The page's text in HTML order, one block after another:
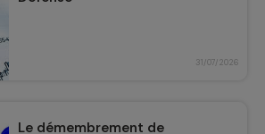
31/07/2026
Le démembrement de